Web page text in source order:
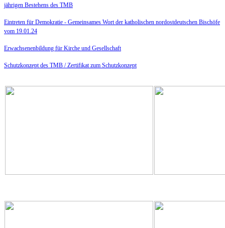
jährigen Bestehens des TMB
Eintreten für Demokratie - Gemeinsames Wort der katholischen nordostdeutschen Bischöfe
vom 19.01.24
Erwachsenenbildung für Kirche und Gesellschaft
Schutzkonzept des TMB / Zertifikat zum Schutzkonzept